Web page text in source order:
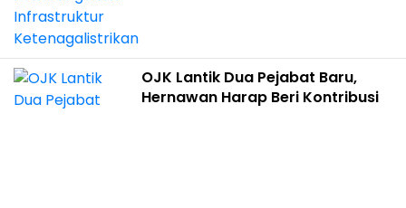
OJK Lantik Dua Pejabat Baru,
Hernawan Harap Beri Kontribusi